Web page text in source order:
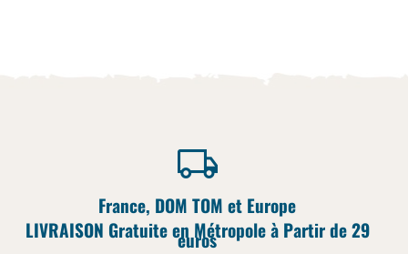
France, DOM TOM et Europe
LIVRAISON Gratuite en Métropole à Partir de 29
euros